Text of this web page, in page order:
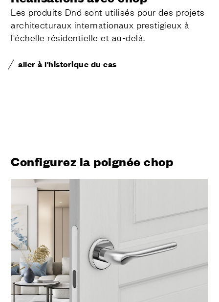
Les produits Dnd sont utilisés pour des projets
architecturaux internationaux prestigieux à
l'échelle résidentielle et au-delà.
aller à l'historique du cas
Configurez la poignée chop